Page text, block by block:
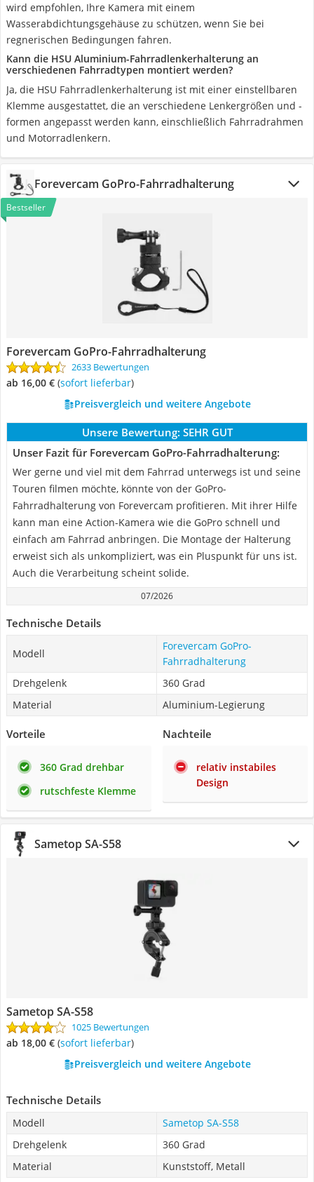
wird empfohlen, Ihre Kamera mit einem
Wasserabdichtungsgehäuse zu schützen, wenn Sie bei
regnerischen Bedingungen fahren.
Kann die HSU Aluminium-Fahrradlenkerhalterung an
verschiedenen Fahrradtypen montiert werden?
Ja, die HSU Fahrradlenkerhalterung ist mit einer einstellbaren
Klemme ausgestattet, die an verschiedene Lenkergrößen und -
formen angepasst werden kann, einschließlich Fahrradrahmen
und Motorradlenkern.
Forevercam GoPro-Fahrradhalterung
Bestseller
Forevercam GoPro-Fahrradhalterung
2633 Bewertungen
ab 16,00 € ( Sofort lieferbar)
Preisvergleich und weitere Angebote
Unsere Bewertung: SEHR GUT
Unser Fazit für Forevercam GoPro-Fahrradhalterung:
Wer gerne und viel mit dem Fahrrad unterwegs ist und seine
Touren filmen möchte, könnte von der GoPro-
Fahrradhalterung von Forevercam profitieren. Mit ihrer Hilfe
kann man eine Action-Kamera wie die GoPro schnell und
einfach am Fahrrad anbringen. Die Montage der Halterung
erweist sich als unkompliziert, was ein Pluspunkt für uns ist.
Auch die Verarbeitung scheint solide.
07/2026
Technische Details
Modell
Forevercam GoPro-
Fahrradhalterung
Drehgelenk
360 Grad
Material
Aluminium-Legierung
Vorteile
360 Grad drehbar
rutschfeste Klemme
Nachteile
relativ instabiles
Design
Sametop SA-S58
Sametop SA-S58
1025 Bewertungen
ab 18,00 € ( Sofort lieferbar)
Preisvergleich und weitere Angebote
Technische Details
Modell
Sametop SA-S58
Drehgelenk
360 Grad
Material
Kunststoff, Metall